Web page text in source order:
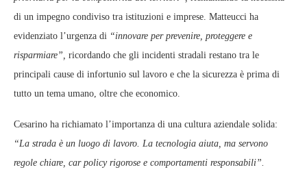
di un impegno condiviso tra istituzioni e imprese. Matteucci ha
evidenziato l’urgenza di “innovare per prevenire, proteggere e
risparmiare”, ricordando che gli incidenti stradali restano tra le
principali cause di infortunio sul lavoro e che la sicurezza è prima di
tutto un tema umano, oltre che economico.
Cesarino ha richiamato l’importanza di una cultura aziendale solida:
“La strada è un luogo di lavoro. La tecnologia aiuta, ma servono
regole chiare, car policy rigorose e comportamenti responsabili”.